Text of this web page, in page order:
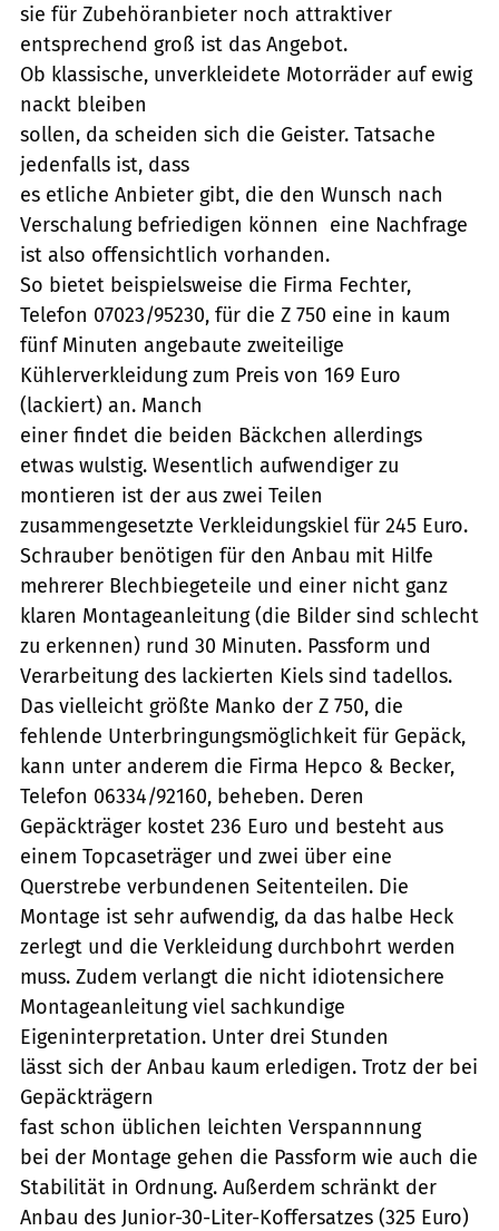
sie für Zubehöranbieter noch attraktiver 
entsprechend groß ist das Angebot.
Ob klassische, unverkleidete Motorräder auf ewig
nackt bleiben
sollen, da scheiden sich die Geister. Tatsache
jedenfalls ist, dass
es etliche Anbieter gibt, die den Wunsch nach
Verschalung befriedigen können  eine Nachfrage
ist also offensichtlich vorhanden.
So bietet beispielsweise die Firma Fechter,
Telefon 07023/95230, für die Z 750 eine in kaum
fünf Minuten angebaute zweiteilige
Kühlerverkleidung zum Preis von 169 Euro
(lackiert) an. Manch
einer findet die beiden Bäckchen allerdings
etwas wulstig. Wesentlich aufwendiger zu
montieren ist der aus zwei Teilen
zusammengesetzte Verkleidungskiel für 245 Euro.
Schrauber benötigen für den Anbau mit Hilfe
mehrerer Blechbiegeteile und einer nicht ganz
klaren Montageanleitung (die Bilder sind schlecht
zu erkennen) rund 30 Minuten. Passform und
Verarbeitung des lackierten Kiels sind tadellos.
Das vielleicht größte Manko der Z 750, die
fehlende Unterbringungsmöglichkeit für Gepäck,
kann unter anderem die Firma Hepco & Becker,
Telefon 06334/92160, beheben. Deren
Gepäckträger kostet 236 Euro und besteht aus
einem Topcaseträger und zwei über eine
Querstrebe verbundenen Seitenteilen. Die
Montage ist sehr aufwendig, da das halbe Heck
zerlegt und die Verkleidung durchbohrt werden
muss. Zudem verlangt die nicht idiotensichere
Montageanleitung viel sachkundige
Eigeninterpretation. Unter drei Stunden
lässt sich der Anbau kaum erledigen. Trotz der bei
Gepäckträgern
fast schon üblichen leichten Verspannnung
bei der Montage gehen die Passform wie auch die
Stabilität in Ordnung. Außerdem schränkt der
Anbau des Junior-30-Liter-Koffersatzes (325 Euro)